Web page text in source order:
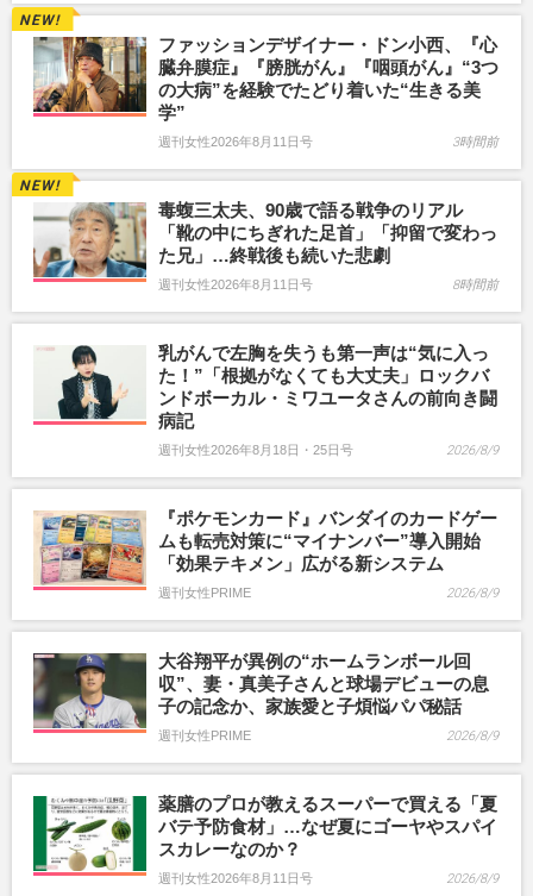
ファッションデザイナー・ドン小西、『心
臓弁膜症』『膀胱がん』『咽頭がん』“3つ
の大病”を経験でたどり着いた“生きる美
学”
週刊女性2026年8月11日号 3時間前
毒蝮三太夫、90歳で語る戦争のリアル
「靴の中にちぎれた足首」「抑留で変わっ
た兄」…終戦後も続いた悲劇
週刊女性2026年8月11日号 8時間前
乳がんで左胸を失うも第一声は“気に入っ
た！”「根拠がなくても大丈夫」ロックバ
ンドボーカル・ミワユータさんの前向き闘
病記
週刊女性2026年8月18日・25日号 2026/8/9
『ポケモンカード』バンダイのカードゲー
ムも転売対策に“マイナンバー”導入開始
「効果テキメン」広がる新システム
週刊女性PRIME 2026/8/9
大谷翔平が異例の“ホームランボール回
収”、妻・真美子さんと球場デビューの息
子の記念か、家族愛と子煩悩パパ秘話
週刊女性PRIME 2026/8/9
薬膳のプロが教えるスーパーで買える「夏
バテ予防食材」…なぜ夏にゴーヤやスパイ
スカレーなのか？
週刊女性2026年8月11日号 2026/8/9